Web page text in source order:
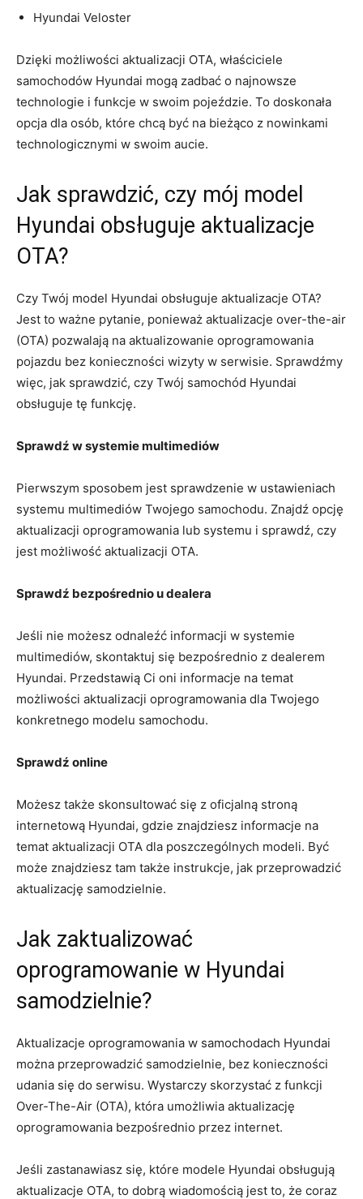
Hyundai Veloster
Dzięki ​możliwości aktualizacji OTA, właściciele
samochodów Hyundai mogą zadbać o​ najnowsze
technologie i funkcje w swoim⁤ pojeździe. To‍ doskonała
opcja dla osób, które chcą być na bieżąco z nowinkami
technologicznymi w swoim aucie.
Jak sprawdzić, czy ⁤mój model
Hyundai obsługuje aktualizacje
OTA?
Czy Twój model Hyundai obsługuje aktualizacje OTA?
Jest‍ to ważne pytanie, ponieważ aktualizacje over-the-air
(OTA) pozwalają na aktualizowanie oprogramowania
pojazdu bez⁣ konieczności wizyty w serwisie.⁣ Sprawdźmy
więc, jak sprawdzić, ‌czy‌ Twój‍ samochód Hyundai
obsługuje tę funkcję.
Sprawdź w systemie multimediów
Pierwszym sposobem jest sprawdzenie⁣ w ustawieniach
systemu multimediów Twojego samochodu. ⁤Znajdź opcję
aktualizacji oprogramowania lub systemu ⁤i sprawdź, czy
jest możliwość aktualizacji OTA.
Sprawdź bezpośrednio u dealera
Jeśli nie możesz odnaleźć⁣ informacji w systemie
multimediów, skontaktuj się bezpośrednio z dealerem
Hyundai.⁢ Przedstawią Ci oni informacje ​na‍ temat
możliwości aktualizacji oprogramowania dla Twojego
konkretnego modelu samochodu.
Sprawdź online
Możesz ‍także skonsultować się z oficjalną stroną
internetową Hyundai, ‍gdzie znajdziesz informacje na
temat aktualizacji ​OTA dla ⁣poszczególnych modeli. Być
może ⁤znajdziesz tam także instrukcje, jak ‌przeprowadzić
aktualizację samodzielnie.
Jak zaktualizować
oprogramowanie w⁣ Hyundai
samodzielnie?
Aktualizacje oprogramowania⁢ w samochodach Hyundai
można przeprowadzić samodzielnie, bez konieczności ​
udania się do serwisu. Wystarczy skorzystać z funkcji
Over-The-Air (OTA), która umożliwia aktualizację
oprogramowania bezpośrednio przez internet.
Jeśli⁢ zastanawiasz się,‍ które modele Hyundai obsługują
aktualizacje OTA,‍ to⁤ dobrą wiadomością jest to, że coraz